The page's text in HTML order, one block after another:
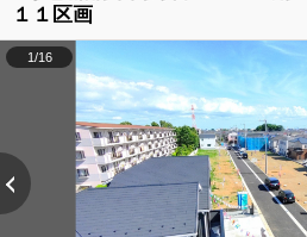
１１区画
1/16
前回の履歴 検討リスト
中国語での対応も
お問い合わ
営業メールは固くお
お知らせ